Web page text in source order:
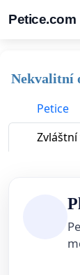
Petice.com
Nekvalitní
Petice